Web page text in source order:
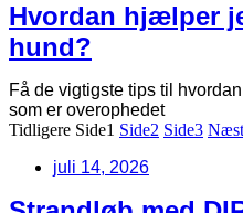
Hvordan hjælper
hund?
Få de vigtigste tips til
som er overophedet
Tidligere Side1 Side2 Side3
juli 14, 2026